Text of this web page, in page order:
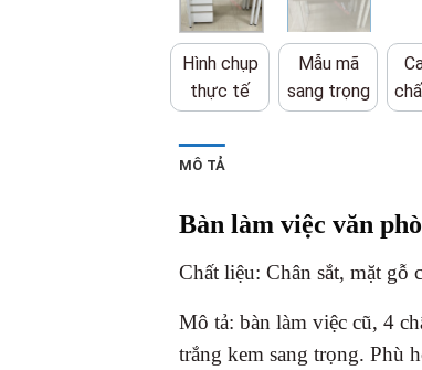
Hình chụp
thực tế
Mẫu mã
sang trọng
MÔ TẢ
Bàn làm việc văn
Chất liệu: Chân sắt, mặt gỗ
Mô tả: bàn làm việc cũ, 4
trắng kem sang trọng. Phù